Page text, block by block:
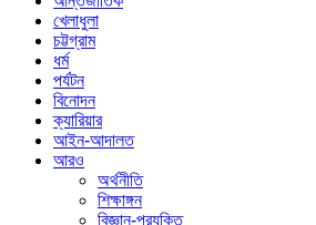
খেলাধুলা
চট্টগ্রাম
ধর্ম
পর্যটন
বিনোদন
ক্যারিয়ার
আইন-আদালত
আরও
অর্থনীতি
শিক্ষাঙ্গন
বিজ্ঞান-প্রযুক্তি